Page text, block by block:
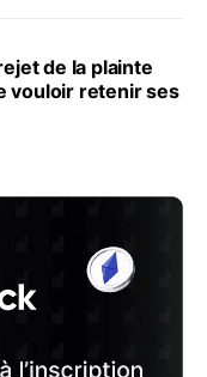
de la plainte
vouloir retenir ses